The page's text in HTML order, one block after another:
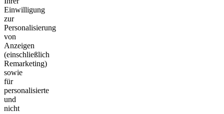
Einwilligung
zur
Personalisierung
von
Anzeigen
(einschließlich
Remarketing)
sowie
für
personalisierte
und
nicht